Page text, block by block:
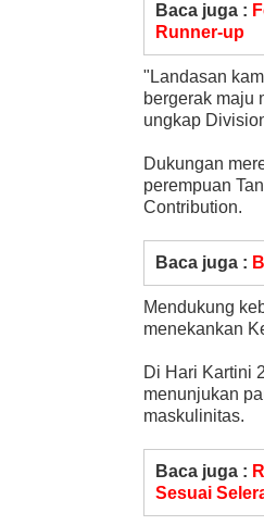
Baca juga :
Runner-up
"Landasan
bergerak maju
ungkap
Dukungan
perempuan
Contribution.
Baca juga :
Mendukung
menekankan
Di Hari Kartini
menunjukan
maskulinitas.
Baca juga :
Sesuai